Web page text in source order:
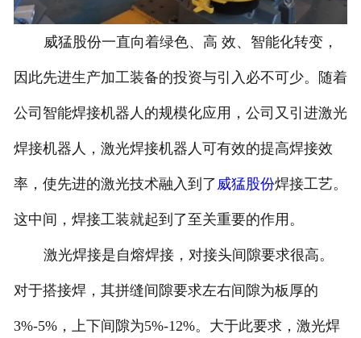
威猛股份一直向着绿色、高 效、智能化转变，
因此先进生产加工装备的投资与引入必不可少。随着
公司智能焊接机器人的规模化应用，公司又引进激光
焊接机器人，激光焊接机器人可有效的提高焊接效
率，使先进的激光技术融入到了 威猛股份焊接工艺。
这中间，焊接工装就起到了至关重要的作用。
激光焊接是自熔焊接，对接头间隙要求很高。
对于搭接焊，其拼缝间隙要求左右间隙为板厚的
3%-5%，上下间隙为5%-12%。大于此要求，激光焊